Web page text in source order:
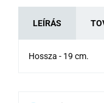
LEÍRÁS
Hossza - 19 cm.